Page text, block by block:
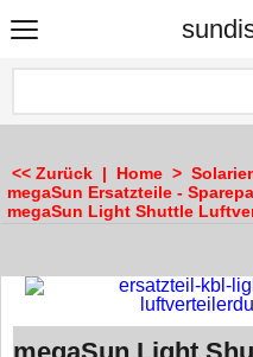
<< Zurück | Home >
megaSun Ersatzteile -
megaSun Light Shuttle